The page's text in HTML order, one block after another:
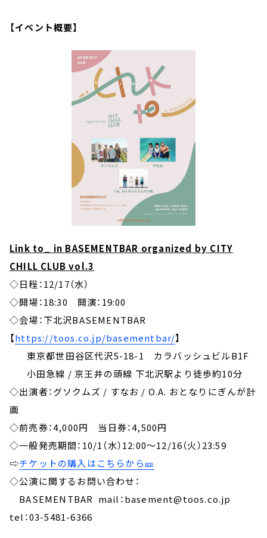
【イベント概要】
Link to_ in BASEMENTBAR organized by CITY
CHILL CLUB vol.3
◇日程：12/17（水）
◇開場：18:30 開演：19:00
◇会場：下北沢BASEMENTBAR
【https://toos.co.jp/basementbar/】
東京都世田谷区代沢5-18-1 カラバッシュビルB1F
小田急線 / 京王井の頭線 下北沢駅より徒歩約10分
◇出演者：グソクムズ / すなお / O.A. おとなりにぎんが計
画
◇前売券：4,000円 当日券：4,500円
◇一般発売期間：10/1（水）12:00～12/16（火）23:59
⇨チケットの購入はこちらから🎫
◇公演に関するお問い合わせ：
BASEMENTBAR mail：basement@toos.co.jp
tel：03-5481-6366